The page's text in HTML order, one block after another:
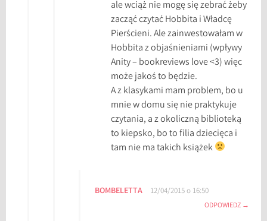
ale wciąż nie mogę się zebrać żeby
zacząć czytać Hobbita i Władcę
Pierścieni. Ale zainwestowałam w
Hobbita z objaśnieniami (wpływy
Anity – bookreviews love <3) więc
może jakoś to będzie.
A z klasykami mam problem, bo u
mnie w domu się nie praktykuje
czytania, a z okoliczną biblioteką
to kiepsko, bo to filia dziecięca i
tam nie ma takich książek
BOMBELETTA 12/04/2015 o 16:50
ODPOWIEDZ